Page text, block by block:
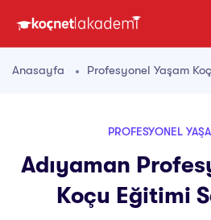
Anasayfa Profesyonel Yaşam
PROFESYONEL
Adıyaman
Koçu Eğitimi